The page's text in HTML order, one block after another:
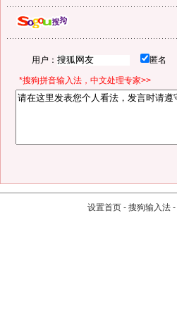
用户： 匿名
*搜狗拼音输入法，中文处理专家>>
设置首页 - 搜狗输入法 -